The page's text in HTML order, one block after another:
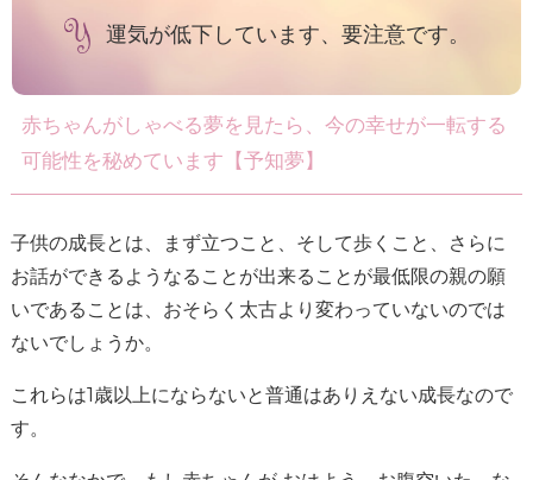
運気が低下しています、要注意です。
赤ちゃんがしゃべる夢を見たら、今の幸せが一転する
可能性を秘めています【予知夢】
子供の成長とは、まず立つこと、そして歩くこと、さらに
お話ができるようなることが出来ることが最低限の親の願
いであることは、おそらく太古より変わっていないのでは
ないでしょうか。
これらは1歳以上にならないと普通はありえない成長なので
す。